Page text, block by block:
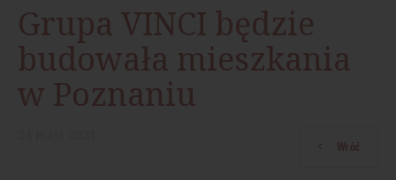
Grupa VINCI będzie
budowała mieszkania
w Poznaniu
Wróć